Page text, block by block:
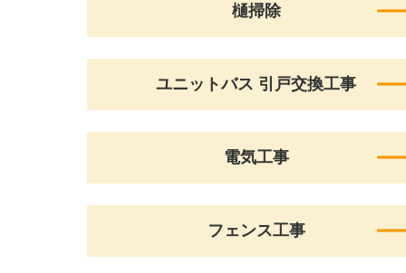
樋掃除
ユニットバス 引戸交換工事
電気工事
フェンス工事